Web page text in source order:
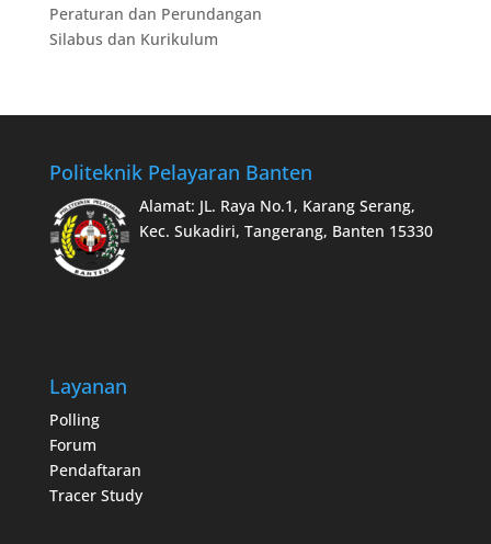
Peraturan dan Perundangan
Silabus dan Kurikulum
Politeknik Pelayaran Banten
Alamat: JL. Raya No.1, Karang Serang,
Kec. Sukadiri, Tangerang, Banten 15330
Layanan
Polling
Forum
Pendaftaran
Tracer Study